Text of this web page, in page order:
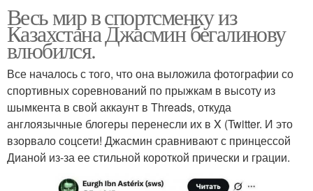
Весь мир в спортсменку из
Казахстана Джасмин бегалинову
влюбился.
Все началось с того, что она выложила фотографии со
спортивных соревнований по прыжкам в высоту из
шымкента в свой аккаунт в Threads, откуда
англоязычные блогеры перенесли их в X (Twitter. И это
взорвало соцсети! Джасмин сравнивают с принцессой
Дианой из-за ее стильной короткой прически и грации.